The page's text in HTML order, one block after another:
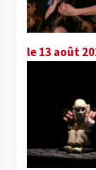
le 13 août